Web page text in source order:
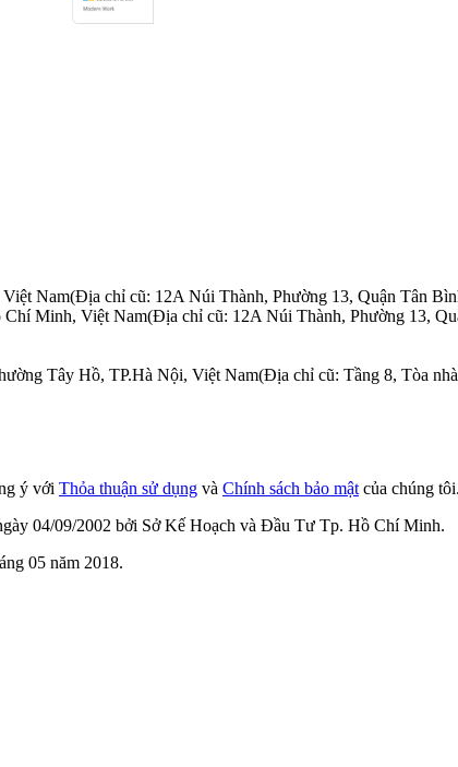
Nam(Địa chỉ cũ: 12A Núi Thành, Phường 13, Quận Tân
Chí Minh, Việt Nam(Địa chỉ cũ: 12A Núi Thành, Phường 13,
Tây Hồ, TP.Hà Nội, Việt Nam(Địa chỉ cũ: Tầng 8, Tòa
ý với Thỏa thuận sử dụng và Chính sách bảo mật của chúng tôi.
04/09/2002 bởi Sở Kế Hoạch và Đầu Tư Tp. Hồ Chí Minh.
05 năm 2018.